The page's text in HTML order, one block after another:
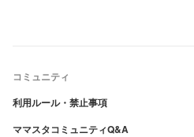
コミュニティ
利用ルール・禁止事項
ママスタコミュニティQ&A